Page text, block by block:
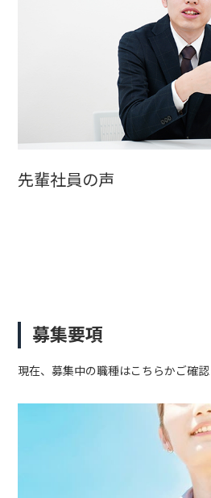
先輩社員の声
募集要項
現在、募集中の職種はこちらかご確認